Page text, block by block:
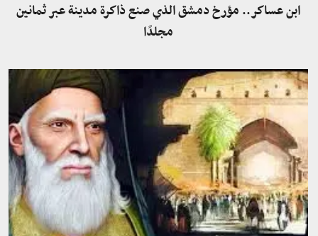
ابن عساكر.. مؤرخ دمشق الذي صنع ذاكرة مدينة عبر ثمانين
مجلدًا